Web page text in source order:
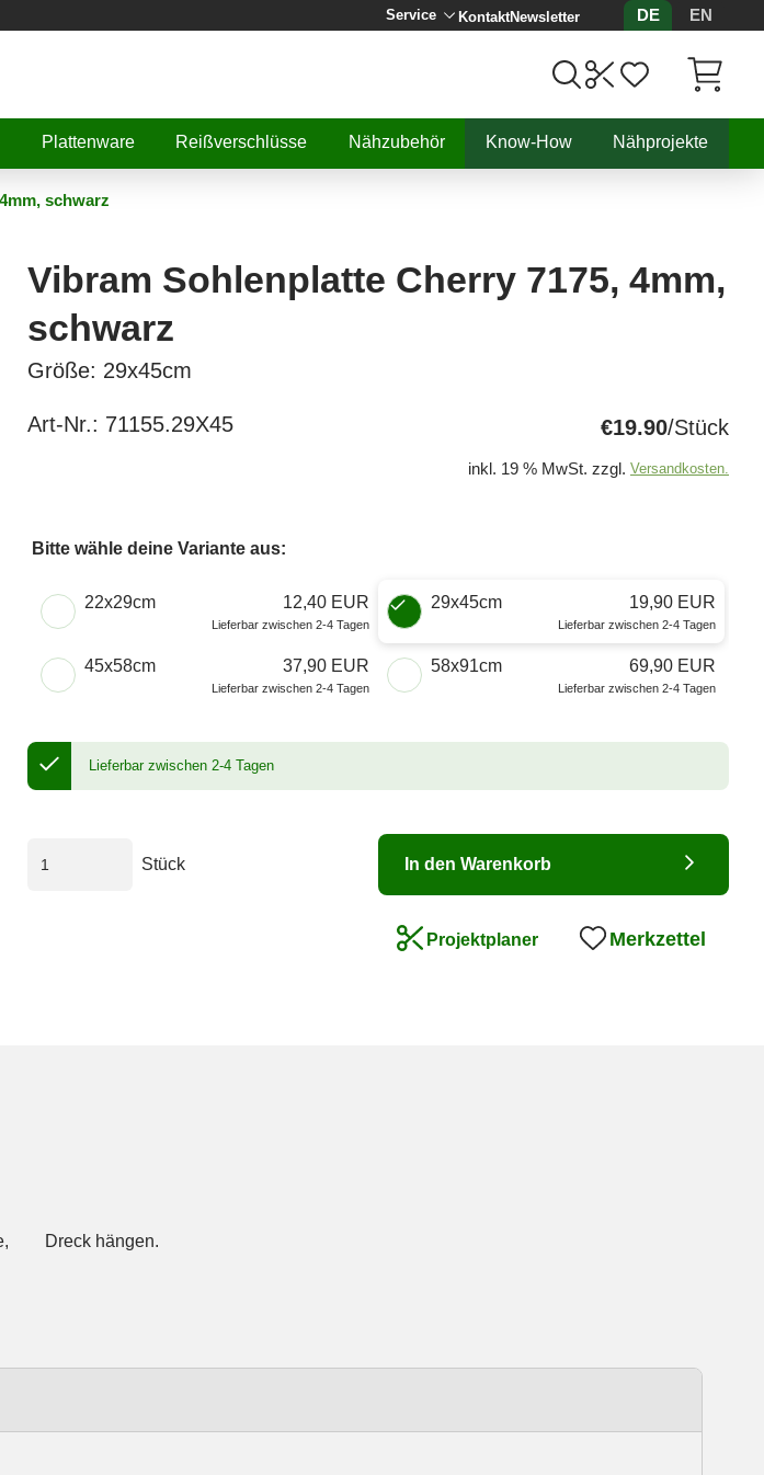
Service KontaktNewsletter DE
EN
Plattenware Reißverschlüsse Nähzubehör Know-How Nähprojekte
schwarz
Vibram Sohlenplatte Cherry 7175, 4mm,
schwarz
Größe: 29x45cm
Art-Nr.: 71155.29X45 €19.90/Stück
inkl. 19 % MwSt. zzgl. Versandkosten.
Bitte wähle deine Variante aus:
Wähle eine Größe
22x29cm 12,40 EUR
Lieferbar zwischen 2-4 Tagen
29x45cm 19,90 EUR
Lieferbar zwischen 2-4 Tagen
45x58cm 37,90 EUR
Lieferbar zwischen 2-4 Tagen
58x91cm 69,90 EUR
Lieferbar zwischen 2-4 Tagen
Lieferbar zwischen 2-4 Tagen
Stück In den Warenkorb
Projektplaner Merkzettel
Dreck hängen.